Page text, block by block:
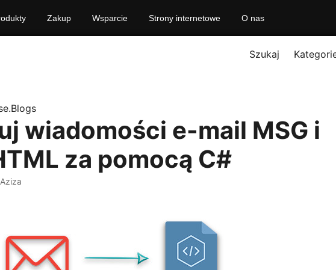
Zakup Wsparcie Strony internetowe O nas
Szukaj
wiadomości e-mail MSG i
za pomocą C#